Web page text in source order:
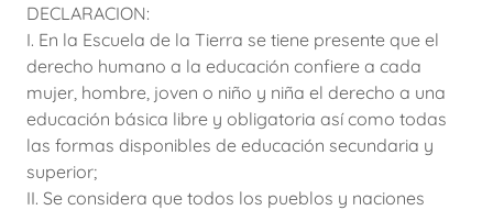
DECLARACION:
I. En la Escuela de la Tierra se tiene presente que el
derecho humano a la educación confiere a cada
mujer, hombre, joven o niño y niña el derecho a una
educación básica libre y obligatoria así como todas
las formas disponibles de educación secundaria y
superior;
II. Se considera que todos los pueblos y naciones